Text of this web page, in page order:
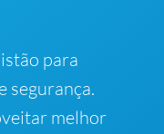
para
segurança.
melhor